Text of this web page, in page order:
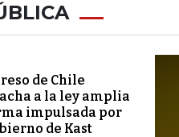
de Chile
a la ley amplia
impulsada por
de Kast